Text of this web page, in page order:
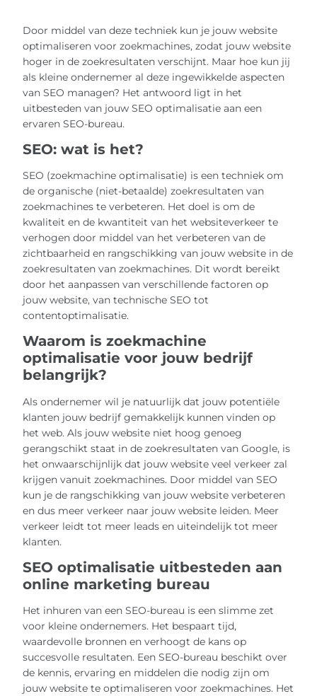
Door middel van deze techniek kun je jouw website
optimaliseren voor zoekmachines, zodat jouw website
hoger in de zoekresultaten verschijnt. Maar hoe kun jij
als kleine ondernemer al deze ingewikkelde aspecten
van SEO managen? Het antwoord ligt in het
uitbesteden van jouw SEO optimalisatie aan een
ervaren SEO-bureau.
SEO: wat is het?
SEO (zoekmachine optimalisatie) is een techniek om
de organische (niet-betaalde) zoekresultaten van
zoekmachines te verbeteren. Het doel is om de
kwaliteit en de kwantiteit van het websiteverkeer te
verhogen door middel van het verbeteren van de
zichtbaarheid en rangschikking van jouw website in de
zoekresultaten van zoekmachines. Dit wordt bereikt
door het aanpassen van verschillende factoren op
jouw website, van technische SEO tot
contentoptimalisatie.
Waarom is zoekmachine
optimalisatie voor jouw bedrijf
belangrijk?
Als ondernemer wil je natuurlijk dat jouw potentiële
klanten jouw bedrijf gemakkelijk kunnen vinden op
het web. Als jouw website niet hoog genoeg
gerangschikt staat in de zoekresultaten van Google, is
het onwaarschijnlijk dat jouw website veel verkeer zal
krijgen vanuit zoekmachines. Door middel van SEO
kun je de rangschikking van jouw website verbeteren
en dus meer verkeer naar jouw website leiden. Meer
verkeer leidt tot meer leads en uiteindelijk tot meer
klanten.
SEO optimalisatie uitbesteden aan
online marketing bureau
Het inhuren van een SEO-bureau is een slimme zet
voor kleine ondernemers. Het bespaart tijd,
waardevolle bronnen en verhoogt de kans op
succesvolle resultaten. Een SEO-bureau beschikt over
de kennis, ervaring en middelen die nodig zijn om
jouw website te optimaliseren voor zoekmachines. Het